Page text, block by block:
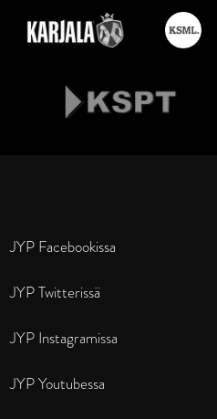
JYP Facebookissa
JYP Twitterissä
JYP Instagramissa
JYP Youtubessa